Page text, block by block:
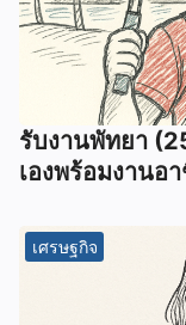
รับงานพัทยา
เองพร้อมงานอ
เศรษฐกิจ